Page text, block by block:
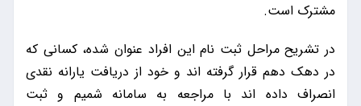
مشترک است.
در تشریح مراحل ثبت نام این افراد عنوان شده، کسانی که
در دهک دهم قرار گرفته اند و خود از دریافت یارانه نقدی
انصراف داده اند با مراجعه به سامانه شمیم و ثبت